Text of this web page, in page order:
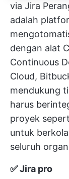
via Jira
adalah
dengan alat
Continuous
Cloud,
mendukung
harus
proyek
untuk
seluruh
✅ Jira pro